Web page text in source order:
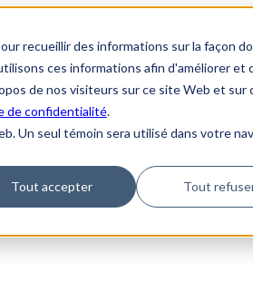
recueillir des informations sur la façon
ces informations afin d'améliorer et
de nos visiteurs sur ce site Web et sur
de confidentialité.
Un seul témoin sera utilisé dans votre
Tout accepter Tout